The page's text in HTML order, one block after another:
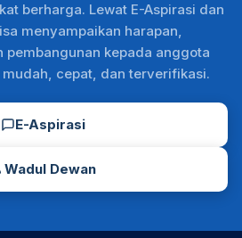
berharga. Lewat E-Aspirasi dan
menyampaikan harapan,
pembangunan kepada anggota
mudah, cepat, dan terverifikasi.
E-Aspirasi
Wadul Dewan